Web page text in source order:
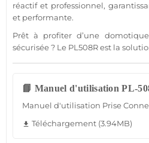
réactif et professionnel,
et performante.
Prêt à profiter d’une domotique
sécurisée ? Le PL508Rest la
📘 Manuel d'utilisation PL-
Manuel d'utilisation Prise
file_download Téléchargement (3.94MB)